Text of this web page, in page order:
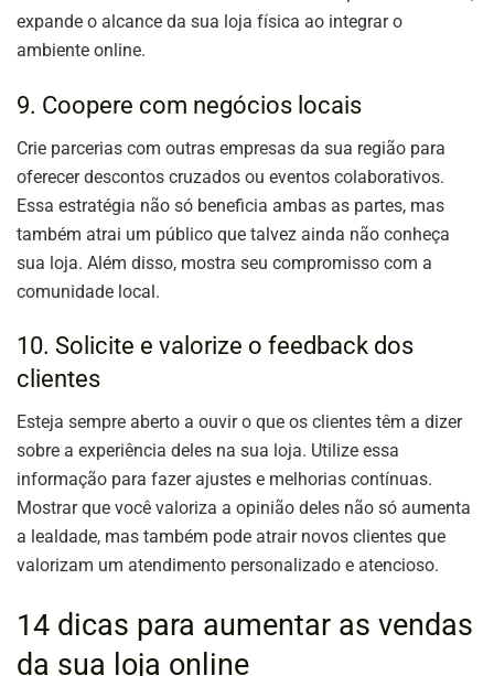
expande o alcance da sua loja física ao integrar o
ambiente online.
9. Coopere com negócios locais
Crie parcerias com outras empresas da sua região para
oferecer descontos cruzados ou eventos colaborativos.
Essa estratégia não só beneficia ambas as partes, mas
também atrai um público que talvez ainda não conheça
sua loja. Além disso, mostra seu compromisso com a
comunidade local.
10. Solicite e valorize o feedback dos
clientes
Esteja sempre aberto a ouvir o que os clientes têm a dizer
sobre a experiência deles na sua loja. Utilize essa
informação para fazer ajustes e melhorias contínuas.
Mostrar que você valoriza a opinião deles não só aumenta
a lealdade, mas também pode atrair novos clientes que
valorizam um atendimento personalizado e atencioso.
14 dicas para aumentar as vendas
da sua loja online